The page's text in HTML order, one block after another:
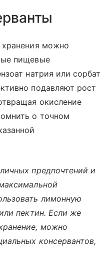
хранения можно
пищевые
натрия или сорбат
подавляют рост
окисление
о точном
предпочтений и
лимонную
пектин. Если же
можно
консервантов,